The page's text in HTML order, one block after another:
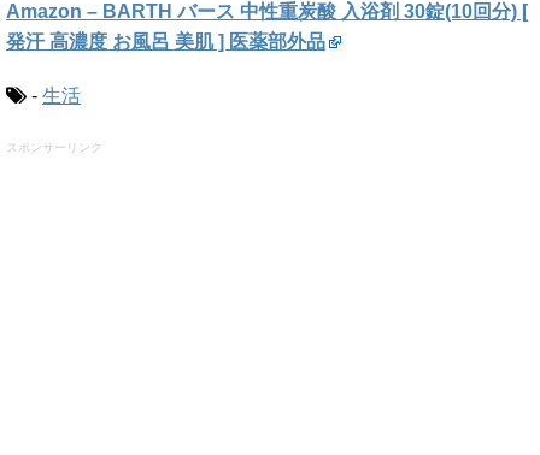
Amazon – BARTH バース 中性重炭酸 入浴剤 30錠(10回分) [
発汗 高濃度 お風呂 美肌 ] 医薬部外品
- 生活
スポンサーリンク